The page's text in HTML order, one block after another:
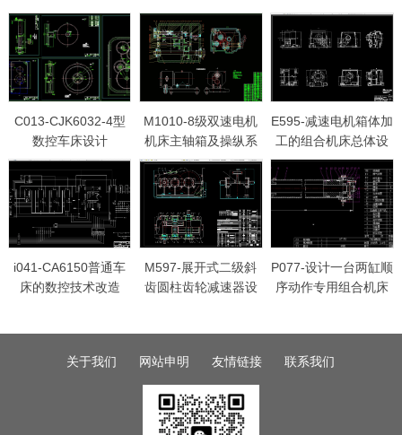
C013-CJK6032-4型
数控车床设计
M1010-8级双速电机
机床主轴箱及操纵系
统设计
E595-减速电机箱体加
工的组合机床总体设
计及主轴箱设计
i041-CA6150普通车
床的数控技术改造
M597-展开式二级斜
齿圆柱齿轮减速器设
P077-设计一台两缸顺
序动作专用组合机床
关于我们 网站申明 友情链接 联系我们